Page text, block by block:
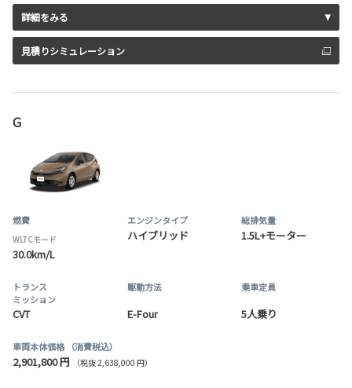
詳細をみる
見積りシミュレーション
G
燃費
WLTCモード
30.0km/L
エンジンタイプ
ハイブリッド
総排気量
1.5L+モーター
トランス
ミッション
CVT
駆動方法
E-Four
乗車定員
5人乗り
車両本体価格 （消費税込）
2,901,800 円 （税抜 2,638,000 円）